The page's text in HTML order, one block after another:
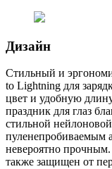
Дизайн
Стильный и
to Lightning для
цвет и удобную
праздник для глаз
стильной
пуленепробиваемым
невероятно прочным.
также защищен от